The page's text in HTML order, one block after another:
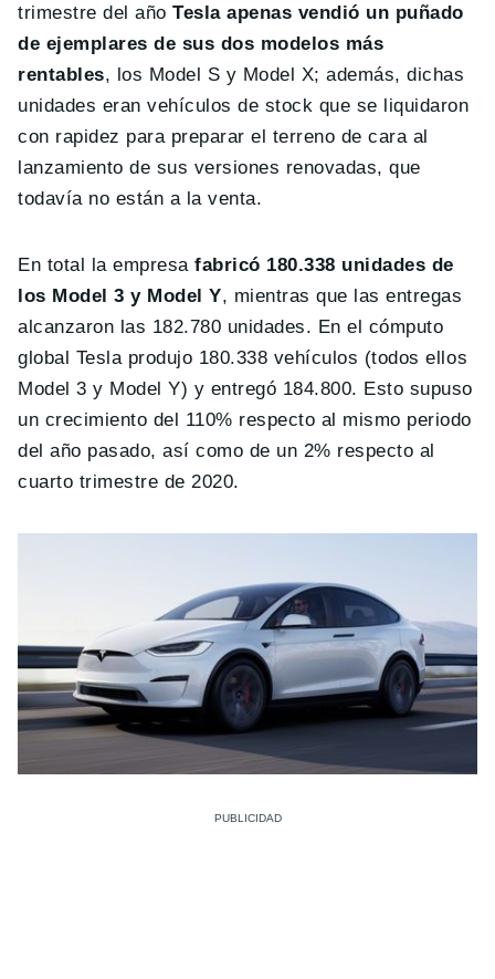
trimestre del año Tesla apenas vendió un puñado
de ejemplares de sus dos modelos más
rentables, los Model S y Model X; además, dichas
unidades eran vehículos de stock que se liquidaron
con rapidez para preparar el terreno de cara al
lanzamiento de sus versiones renovadas, que
todavía no están a la venta.
En total la empresa fabricó 180.338 unidades de
los Model 3 y Model Y, mientras que las entregas
alcanzaron las 182.780 unidades. En el cómputo
global Tesla produjo 180.338 vehículos (todos ellos
Model 3 y Model Y) y entregó 184.800. Esto supuso
un crecimiento del 110% respecto al mismo periodo
del año pasado, así como de un 2% respecto al
cuarto trimestre de 2020.